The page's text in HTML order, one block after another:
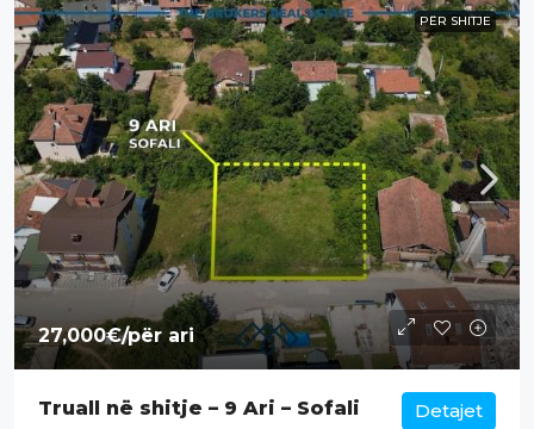
PËR SHITJE
27,000€/për ari
Truall në shitje – 9 Ari – Sofali Detajet